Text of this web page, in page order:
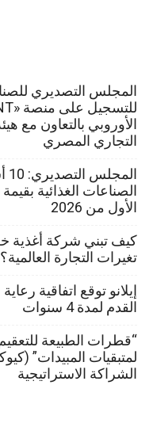
المجلس التصديري
الأوروبي بالتعاون مع
التجاري المصري
الأول من 2026
كيف تبني شركة أغذية
تغيرات التجارة العالمية؟
إيلانو توقع اتفاقية
القدم لمدة 4 سنوات
“قطرات الطبيعة
لمتبقيات المبيدات”
الشراكة الاستراتيجية